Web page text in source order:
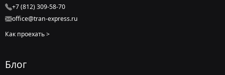
+7 (812) 309-58-70
office@tran-express.ru
Как проехать
Блог